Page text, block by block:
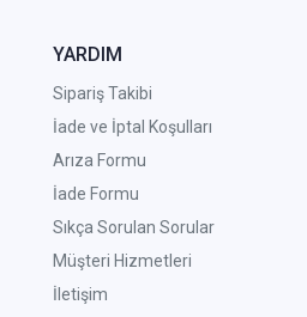
YARDIM
Sipariş Takibi
İade ve İptal Koşulları
Arıza Formu
İade Formu
Sıkça Sorulan Sorular
Müşteri Hizmetleri
İletişim